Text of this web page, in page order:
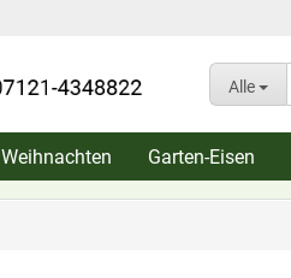
Alle
Weihnachten Garten-Eisen